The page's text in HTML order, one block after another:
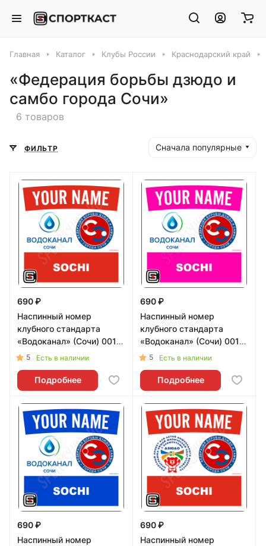
Главная Каталог Клубы России Краснодарский край
«Федерация борьбы дзюдо и
самбо города Сочи»
6 товаров
ФИЛЬТР Сначала популярные
690 ₽
Наспинный номер
клубного стандарта
«Водоканал» (Сочи) 001r -
L 5 Есть в наличии
Подробнее
690 ₽
Наспинный номер
клубного стандарта
«Водоканал» (Сочи) 001pi
- L5 Есть в наличии
Подробнее
690 ₽
Наспинный номер
690 ₽
Наспинный номер